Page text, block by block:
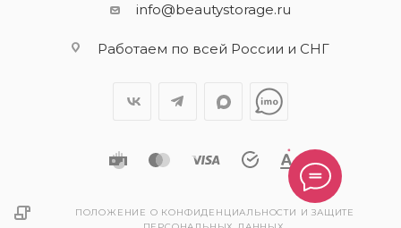
info@beautystorage.ru
Работаем по всей России и СНГ
ПОЛОЖЕНИЕ О КОНФИДЕНЦИАЛЬНОСТИ И ЗАЩИТЕ